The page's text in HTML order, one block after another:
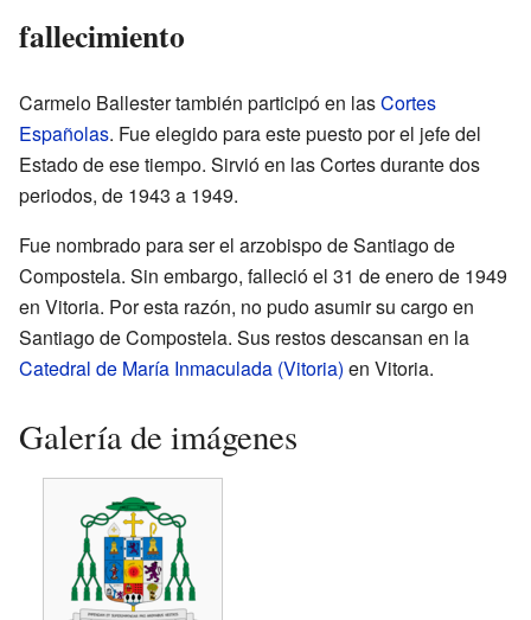
fallecimiento
Carmelo Ballester también participó en lasCortes
Españolas. Fue elegido para este puesto por el jefe del
Estado de ese tiempo. Sirvió en las Cortes durante dos
periodos, de 1943 a 1949.
Fue nombrado para ser el arzobispo de Santiago de
Compostela. Sin embargo, falleció el 31 de enero de 1949
en Vitoria. Por esta razón, no pudo asumir su cargo en
Santiago de Compostela. Sus restos descansan en la
Catedral de María Inmaculada (Vitoria) en Vitoria.
Galería de imágenes